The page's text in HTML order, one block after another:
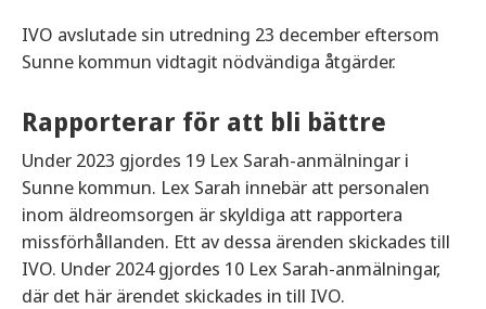
IVO avslutade sin utredning 23 december eftersom
Sunne kommun vidtagit nödvändiga åtgärder.
Rapporterar för att bli bättre
Under 2023 gjordes 19 Lex Sarah-anmälningar i
Sunne kommun. Lex Sarah innebär att personalen
inom äldreomsorgen är skyldiga att rapportera
missförhållanden. Ett av dessa ärenden skickades till
IVO. Under 2024 gjordes 10 Lex Sarah-anmälningar,
där det här ärendet skickades in till IVO.